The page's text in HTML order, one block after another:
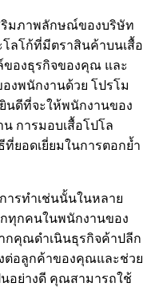
ริมภาพลักษณ์ของบริษัท
ลโก้ที่มีตราสินค้าบนเสื้อ
ของธุรกิจของคุณ และ
งพนักงานด้วย โปรโม
นดีที่จะให้พนักงานของ
การมอบเสื้อโปโล
ยอดเยี่ยมในการตอกย้ำ
ารทำเช่นนั้นในหลาย
ทุกคนในพนักงานของ
กคุณดำเนินธุรกิจค้าปลีก
ต่อลูกค้าของคุณและช่วย
นอย่างดี คุณสามารถใช้